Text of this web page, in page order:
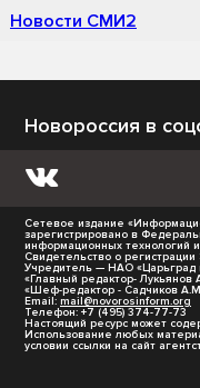
Новости СМИ2
Новороссия в
Сетевое издание
зарегистрировано в
информационных технологий
Свидетельство о
Учредитель — НАО «Царьград
«Главный редактор- Лукьянов
«Шеф-редактор - Садчиков
Email: mail@novorosinform.org
Телефон: +7 (495) 374-77-73
Настоящий ресурс может
Использование любых
условии ссылки на сайт